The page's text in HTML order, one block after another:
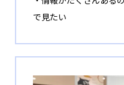
で見たい